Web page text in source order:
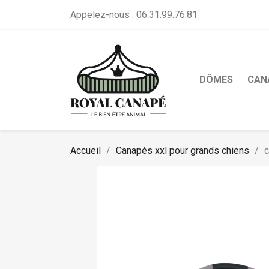
Appelez-nous : 06.31.99.76.81
DÔMES
Accueil Canapés xxl pour grands chiens